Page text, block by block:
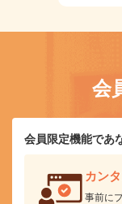
会
会員限定機能であ
カン
事前に